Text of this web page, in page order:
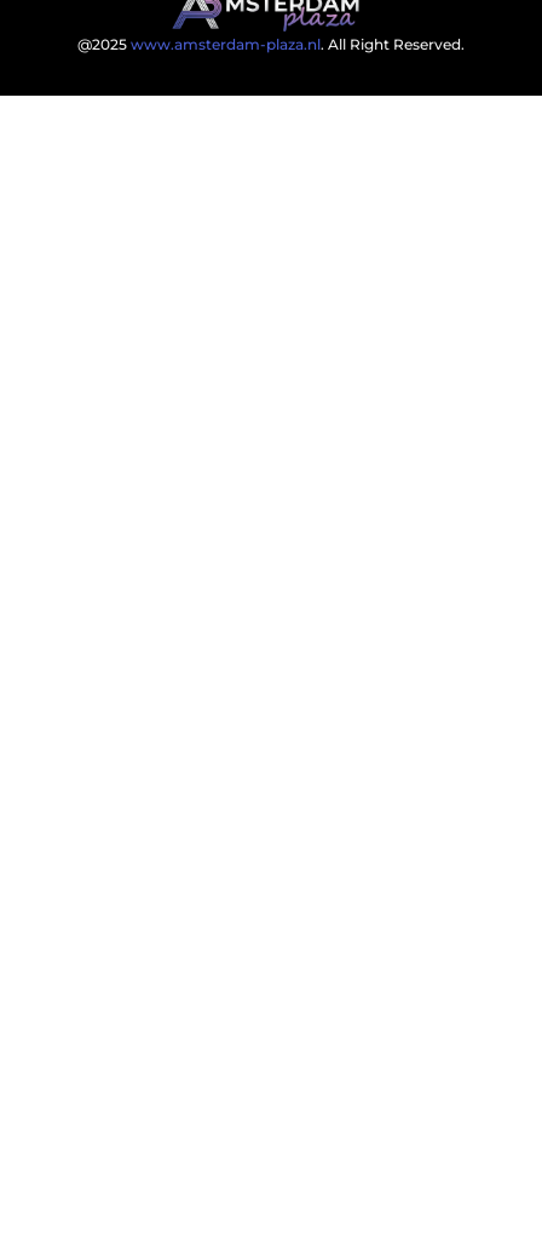
@2025 www.amsterdam-plaza.nl. All Right Reserved.